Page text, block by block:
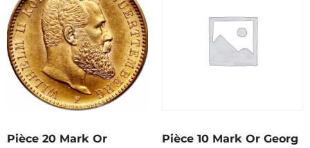
Pièce 20 Mark Or
Pièce 10 Mark Or Georg